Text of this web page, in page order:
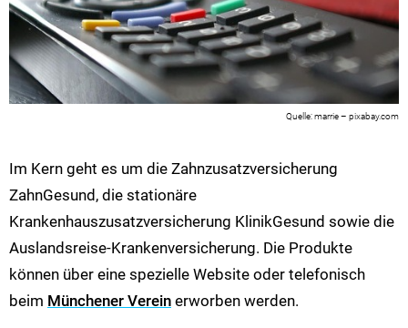
marrie – pixabay.com
Im Kern geht es um die Zahnzusatzversicherung
ZahnGesund, die stationäre
Krankenhauszusatzversicherung KlinikGesund sowie die
Auslandsreise-Krankenversicherung. Die Produkte
können über eine spezielle Website oder telefonisch
beim Münchener Verein erworben werden.